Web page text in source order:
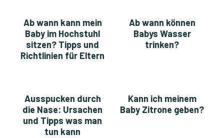
Ab wann kann mein
Baby im Hochstuhl
sitzen? Tipps und
Richtlinien für Eltern
Ab wann können
Babys Wasser
trinken?
Ausspucken durch
die Nase: Ursachen
und Tipps was man
tun kann
Kann ich meinem
Baby Zitrone geben?